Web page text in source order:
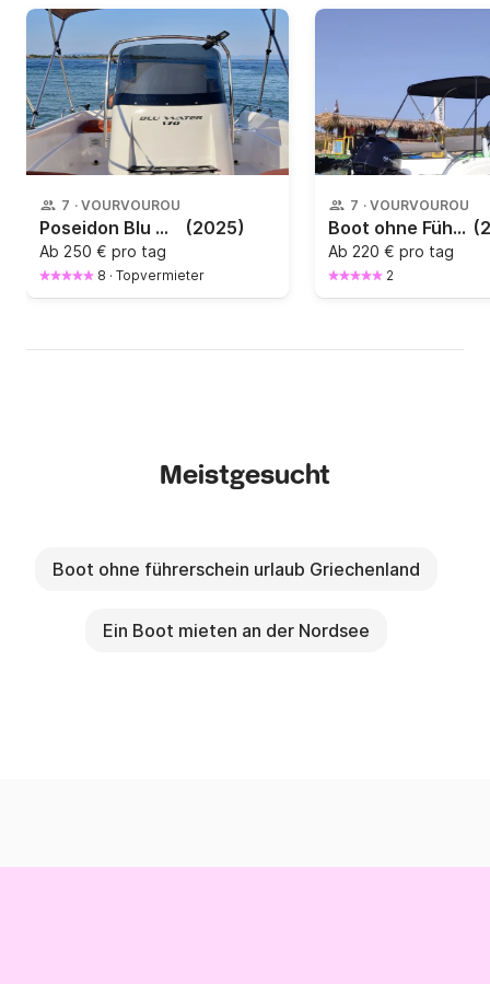
7 · VOURVOUROU
Poseidon Blu Water 170(2025) (2025)
Ab 250 € pro tag
8 · Topvermieter
7 · VOURVOUROU
Boot ohne Führerschein KAREL PAXOS 30PS
Ab 220 € pro tag
2
Meistgesucht
Boot ohne führerschein urlaub Griechenland
Ein Boot mieten an der Nordsee